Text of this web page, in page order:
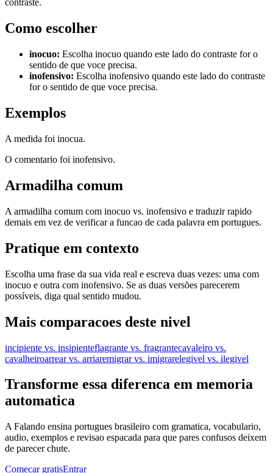
contraste.
Como escolher
inocuo: Escolha inocuo quando este lado do contraste for o
sentido de que voce precisa.
inofensivo: Escolha inofensivo quando este lado do contraste
for o sentido de que voce precisa.
Exemplos
A medida foi inocua.
O comentario foi inofensivo.
Armadilha comum
A armadilha comum com inocuo vs. inofensivo e traduzir rapido
demais em vez de verificar a funcao de cada palavra em portugues.
Pratique em contexto
Escolha uma frase da sua vida real e escreva duas vezes: uma com
inocuo e outra com inofensivo. Se as duas versões parecerem
possíveis, diga qual sentido mudou.
Mais comparacoes deste nivel
incipiente vs. insipienteflagrante vs. fragrantecavaleiro vs.
cavalheiroarrear vs. arriaremigrar vs. imigrarelegivel vs. ilegivel
Transforme essa diferenca em memoria
automatica
A Falando ensina portugues brasileiro com gramatica, vocabulario,
audio, exemplos e revisao espacada para que pares confusos deixem
de parecer chute.
Comecar gratisEntrar